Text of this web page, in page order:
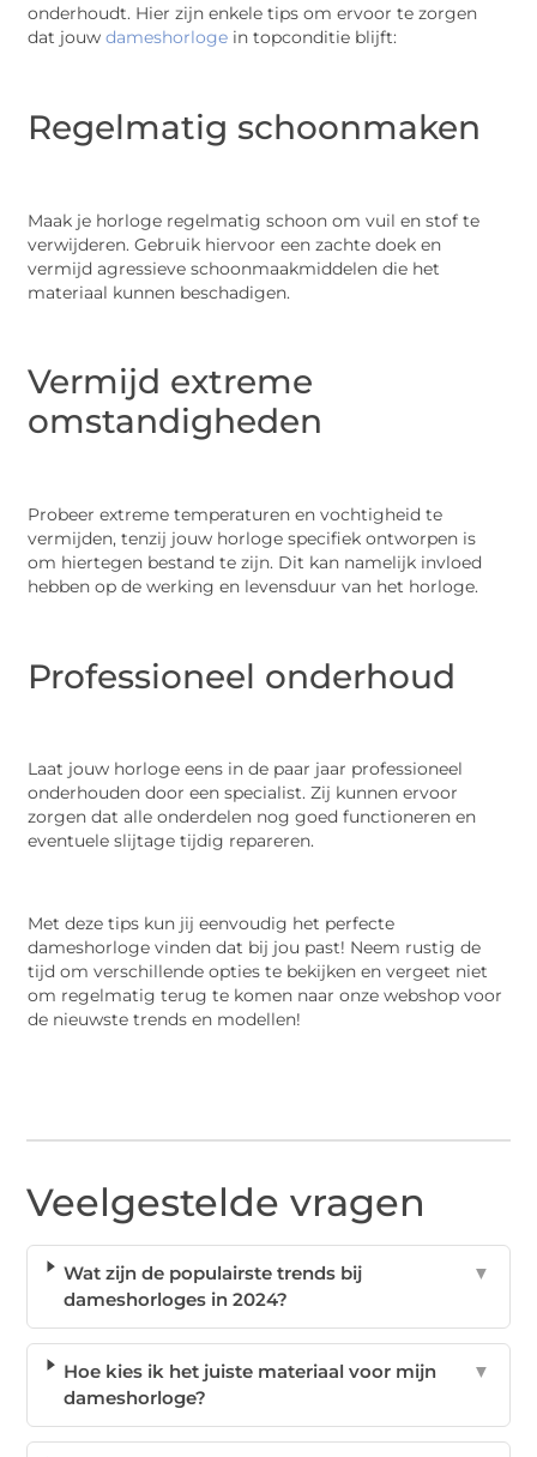
onderhoudt. Hier zijn enkele tips om ervoor te zorgen
dat jouwdameshorloge in topconditie blijft:
Regelmatig schoonmaken
Maak je horloge regelmatig schoon om vuil en stof te
verwijderen. Gebruik hiervoor een zachte doek en
vermijd agressieve schoonmaakmiddelen die het
materiaal kunnen beschadigen.
Vermijd extreme
omstandigheden
Probeer extreme temperaturen en vochtigheid te
vermijden, tenzij jouw horloge specifiek ontworpen is
om hiertegen bestand te zijn. Dit kan namelijk invloed
hebben op de werking en levensduur van het horloge.
Professioneel onderhoud
Laat jouw horloge eens in de paar jaar professioneel
onderhouden door een specialist. Zij kunnen ervoor
zorgen dat alle onderdelen nog goed functioneren en
eventuele slijtage tijdig repareren.
Met deze tips kun jij eenvoudig het perfecte
dameshorloge vinden dat bij jou past! Neem rustig de
tijd om verschillende opties te bekijken en vergeet niet
om regelmatig terug te komen naar onze webshop voor
de nieuwste trends en modellen!
Veelgestelde vragen
Wat zijn de populairste trends bij
dameshorloges in 2024?
▼
Hoe kies ik het juiste materiaal voor mijn
dameshorloge?
▼